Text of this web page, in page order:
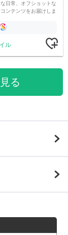
日常、オフショットな
ンテンツをお届けしま
ル
る